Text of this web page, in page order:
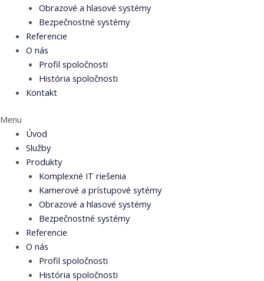
Obrazové a hlasové systémy
Bezpečnostné systémy
Referencie
O nás
Profil spoločnosti
História spoločnosti
Kontakt
Menu
Úvod
Služby
Produkty
Komplexné IT riešenia
Kamerové a prístupové sytémy
Obrazové a hlasové systémy
Bezpečnostné systémy
Referencie
O nás
Profil spoločnosti
História spoločnosti